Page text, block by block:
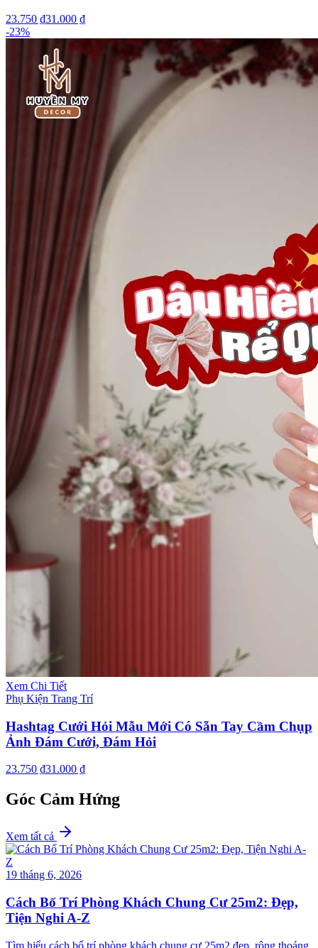
23.750 ₫31.000 ₫
-23%
Xem Chi Tiết
Phụ Kiện Trang Trí
Hashtag Cưới Hỏi Mẫu Mới Có Sẵn Tay Cầm Chụp
Ảnh Đám Cưới, Đám Hỏi
23.750 ₫31.000 ₫
Góc Cảm Hứng
Xem tất cả
19 tháng 6, 2026
Cách Bố Trí Phòng Khách Chung Cư 25m2: Đẹp,
Tiện Nghi A-Z
Tìm hiểu cách bố trí phòng khách chung cư 25m2 đẹp, rộng thoáng